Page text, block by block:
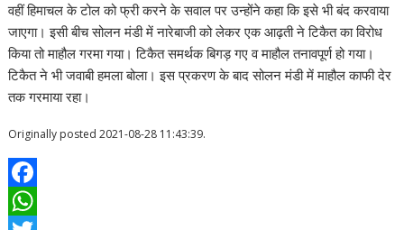
वहीं हिमाचल के टोल को फ्री करने के सवाल पर उन्होंने कहा कि इसे भी बंद करवाया
जाएगा। इसी बीच सोलन मंडी में नारेबाजी को लेकर एक आढ़ती ने टिकैत का विरोध
किया तो माहौल गरमा गया। टिकैत समर्थक बिगड़ गए व माहौल तनावपूर्ण हो गया।
टिकैत ने भी जवाबी हमला बोला। इस प्रकरण के बाद सोलन मंडी में माहौल काफी देर
तक गरमाया रहा।
Originally posted 2021-08-28 11:43:39.
F